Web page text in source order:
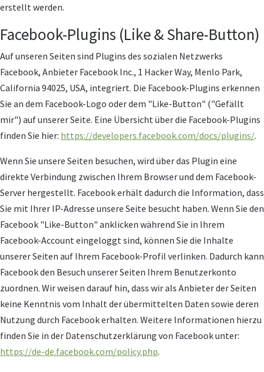
erstellt werden.
Facebook-Plugins (Like & Share-Button)
Auf unseren Seiten sind Plugins des sozialen Netzwerks
Facebook, Anbieter Facebook Inc., 1 Hacker Way, Menlo Park,
California 94025, USA, integriert. Die Facebook-Plugins erkennen
Sie an dem Facebook-Logo oder dem "Like-Button" ("Gefällt
mir") auf unserer Seite. Eine Übersicht über die Facebook-Plugins
finden Sie hier: https://developers.facebook.com/docs/plugins/.
Wenn Sie unsere Seiten besuchen, wird über das Plugin eine
direkte Verbindung zwischen Ihrem Browser und dem Facebook-
Server hergestellt. Facebook erhält dadurch die Information, dass
Sie mit Ihrer IP-Adresse unsere Seite besucht haben. Wenn Sie den
Facebook "Like-Button" anklicken während Sie in Ihrem
Facebook-Account eingeloggt sind, können Sie die Inhalte
unserer Seiten auf Ihrem Facebook-Profil verlinken. Dadurch kann
Facebook den Besuch unserer Seiten Ihrem Benutzerkonto
zuordnen. Wir weisen darauf hin, dass wir als Anbieter der Seiten
keine Kenntnis vom Inhalt der übermittelten Daten sowie deren
Nutzung durch Facebook erhalten. Weitere Informationen hierzu
finden Sie in der Datenschutzerklärung von Facebook unter:
https://de-de.facebook.com/policy.php.